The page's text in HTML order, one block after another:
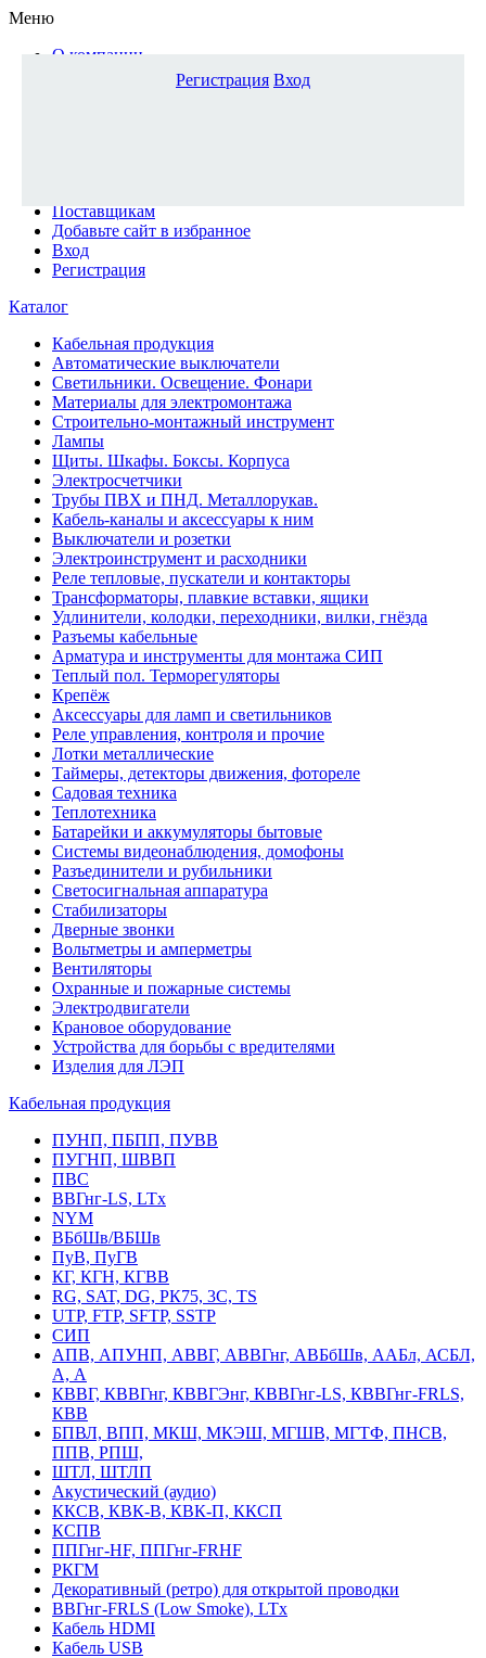
Меню
О компании
Доставка и оплата
Поставщикам
Добавьте сайт в избранное
Вход
Регистрация
Каталог
Кабельная продукция
Автоматические выключатели
Светильники. Освещение. Фонари
Материалы для электромонтажа
Строительно-монтажный инструмент
Лампы
Щиты. Шкафы. Боксы. Корпуса
Электросчетчики
Трубы ПВХ и ПНД. Металлорукав.
Кабель-каналы и аксессуары к ним
Выключатели и розетки
Электроинструмент и расходники
Реле тепловые, пускатели и контакторы
Трансформаторы, плавкие вставки, ящики
Удлинители, колодки, переходники, вилки, гнёзда
Разъемы кабельные
Арматура и инструменты для монтажа СИП
Теплый пол. Терморегуляторы
Крепёж
Аксессуары для ламп и светильников
Реле управления, контроля и прочие
Лотки металлические
Таймеры, детекторы движения, фотореле
Садовая техника
Теплотехника
Батарейки и аккумуляторы бытовые
Системы видеонаблюдения, домофоны
Разъединители и рубильники
Светосигнальная аппаратура
Стабилизаторы
Дверные звонки
Вольтметры и амперметры
Вентиляторы
Охранные и пожарные системы
Электродвигатели
Крановое оборудование
Устройства для борьбы с вредителями
Изделия для ЛЭП
Кабельная продукция
ПУНП, ПБПП, ПУВВ
ПУГНП, ШВВП
ПВС
ВВГнг-LS, LTx
NYM
ВБбШв/ВБШв
ПуВ, ПуГВ
КГ, КГН, КГВВ
RG, SAT, DG, РК75, 3С, TS
UTP, FTP, SFTP, SSTP
СИП
АПВ, АПУНП, АВВГ, АВВГнг, АВБбШв, ААБл, АСБЛ,
А, А
КВВГ, КВВГнг, КВВГЭнг, КВВГнг-LS, КВВГнг-FRLS,
КВВ
БПВЛ, ВПП, МКШ, МКЭШ, МГШВ, МГТФ, ПНСВ,
ППВ, РПШ,
ШТЛ, ШТЛП
Акустический (аудио)
ККСВ, КВК-В, КВК-П, ККСП
КСПВ
ППГнг-HF, ППГнг-FRHF
РКГМ
Декоративный (ретро) для открытой проводки
ВВГнг-FRLS (Low Smoke), LTx
Кабель HDMI
Кабель USB
Регистрация Вход